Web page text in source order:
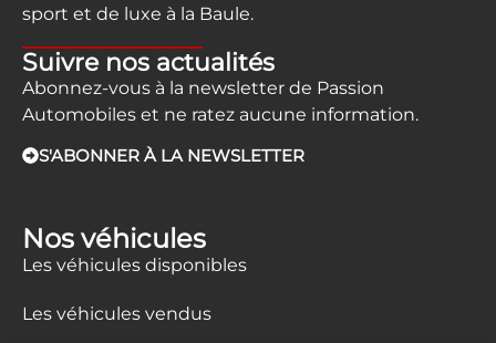
sport et de luxe à la Baule.
Suivre nos actualités
Abonnez-vous à la newsletter de Passion
Automobiles et ne ratez aucune information.
S'ABONNER À LA NEWSLETTER
Nos véhicules
Les véhicules disponibles
Les véhicules vendus